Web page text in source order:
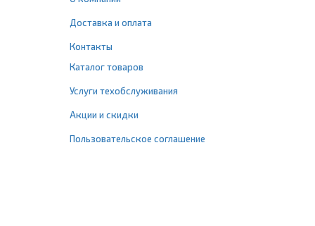
Доставка и оплата
Контакты
Каталог товаров
Услуги техобслуживания
Акции и скидки
Пользовательское соглашение